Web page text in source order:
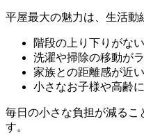
平屋最大の魅力は、生活動
階段の上り下りがない
洗濯や掃除の移動が
家族との距離感が近い
小さなお子様や高齢
毎日の小さな負担が減るこ
す。